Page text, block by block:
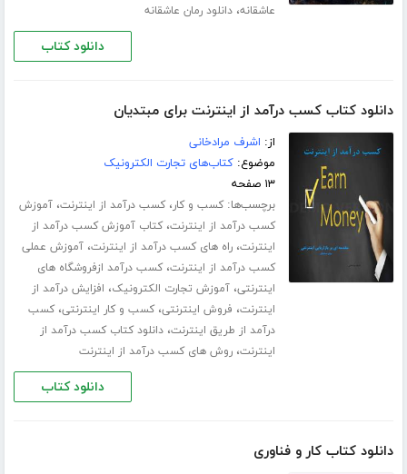
عاشقانه،دانلود رمان عاشقانه
دانلود کتاب
دانلود کتاب کسب درآمد از اینترنت برای مبتدیان
از: اشرف مرادخانی
موضوع:کتاب‌های تجارت الکترونیک
۱۳ صفحه
برچسب‌ها:کسب و کار،کسب درآمد از اینترنت،آموزش
کسب درآمد از اینترنت،کتاب آموزش کسب درآمد از
اینترنت،راه های کسب درآمد از اینترنت،آموزش عملی
کسب درآمد از اینترنت،کسب درآمد ازفروشگاه های
اینترنتی،آموزش تجارت الکترونیک، افزایش درآمد از
اینترنت، فروش اینترنتی،کسب و کار اینترنتی،کسب
درآمد از طریق اینترنت،دانلود کتاب کسب درآمد از
اینترنت،روش های کسب درآمد از اینترنت
دانلود کتاب
دانلود کتاب کار و فناوری